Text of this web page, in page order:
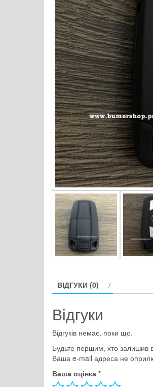
ВІДГУКИ (0)
Відгуки
Відгуків немає, поки що.
Будьте першим, хто залишив
Ваша e-mail адреса не
Ваша оцінка *